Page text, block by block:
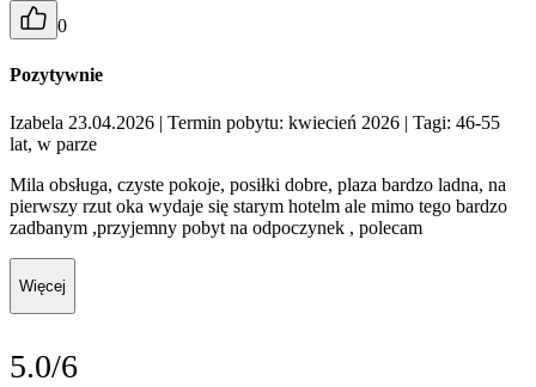
0
Pozytywnie
Izabela 23.04.2026 | Termin pobytu: kwiecień 2026 | Tagi: 46-55
lat, w parze
Mila obsługa, czyste pokoje, posiłki dobre, plaza bardzo ladna, na
pierwszy rzut oka wydaje się starym hotelm ale mimo tego bardzo
zadbanym ,przyjemny pobyt na odpoczynek , polecam
Więcej
5.0/6